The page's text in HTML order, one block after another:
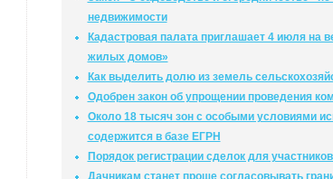
недвижимости
Кадастровая палата приглашает 4 июля на
жилых домов»
Как выделить долю из земель
Одобрен закон об упрощении проведения
Около 18 тысяч зон с особыми условиями
содержится в базе ЕГРН
Порядок регистрации сделок для
Дачникам станет проще согласовывать